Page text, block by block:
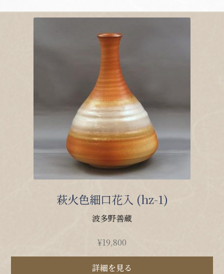
萩火色細口花入 (hz-1)
波多野善蔵
¥19,800
詳細を見る